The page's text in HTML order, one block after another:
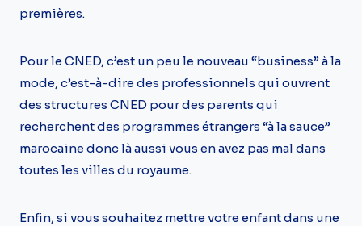
premières.
Pour le CNED, c’est un peu le nouveau “business” à la
mode, c’est-à-dire des professionnels qui ouvrent
des structures CNED pour des parents qui
recherchent des programmes étrangers “à la sauce”
marocaine donc là aussi vous en avez pas mal dans
toutes les villes du royaume.
Enfin, si vous souhaitez mettre votre enfant dans une